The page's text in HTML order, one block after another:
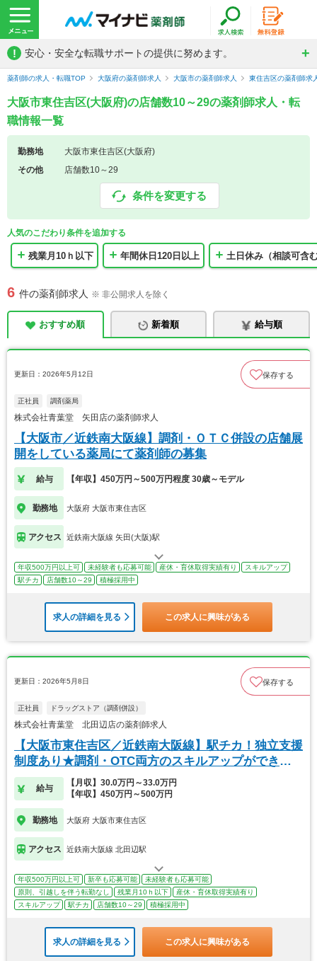
! 安心・安全な転職サポートの提供に努めます。
薬剤師の求人・転職TOP 大阪府の薬剤師求人 大阪市の薬剤師求人 東住吉区の薬剤師求
大阪市東住吉区(大阪府)の店舗数10～29の薬剤師求人・転
職情報一覧
勤務地
大阪市東住吉区(大阪府)
その他
店舗数10～29
条件を変更する
人気のこだわり条件を追加する
残業月10ｈ以下 年間休日120日以上 土日休み（相談可含
6 件の薬剤師求人 ※ 非公開求人を除く
おすすめ順 新着順 給与順
更新日：2026年5月12日 保存する
正社員 調剤薬局
株式会社青葉堂 矢田店の薬剤師求人
【大阪市／近鉄南大阪線】調剤・ＯＴＣ併設の店舗展
開をしている薬局にて薬剤師の募集
給与 【年収】450万円～500万円程度 30歳～モデル
勤務地 大阪府 大阪市東住吉区
アクセス 近鉄南大阪線 矢田(大阪)駅
年収500万円以上可 未経験者も応募可能 産休・育休取得実績有り
スキルアップ
駅チカ
店舗数10～29 積極採用中
求人の詳細を見る この求人に興味がある
更新日：2026年5月8日 保存する
正社員 ドラッグストア（調剤併設）
株式会社青葉堂 北田辺店の薬剤師求人
【大阪市東住吉区／近鉄南大阪線】駅チカ！独立支援
制度あり★調剤・OTC両方のスキルアップができま
す！
給与
【月収】30.0万円～33.0万円
【年収】450万円～500万円
勤務地 大阪府 大阪市東住吉区
アクセス 近鉄南大阪線 北田辺駅
年収500万円以上可 新卒も応募可能
未経験者も応募可能
原則、引越しを伴う転勤なし
残業月10ｈ以下
産休・育休取得実績有り
スキルアップ
駅チカ 店舗数10～29 積極採用中
求人の詳細を見る この求人に興味がある